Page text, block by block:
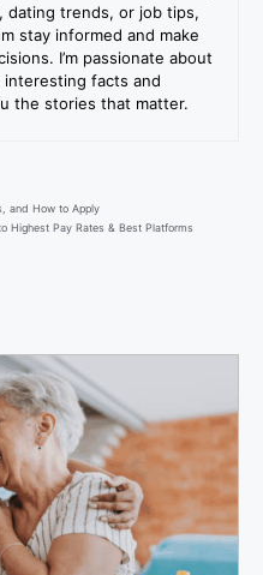
dating trends, or job tips,
stay informed and make
I’m passionate about
interesting facts and
the stories that matter.
and How to Apply
Highest Pay Rates & Best Platforms